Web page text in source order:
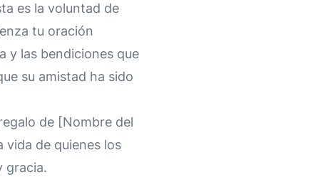
es la voluntad de
tu oración
y las bendiciones que
su amistad ha sido
de [Nombre del
vida de quienes los
gracia.